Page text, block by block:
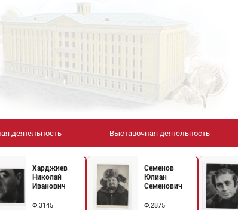
деятельность Выставочная деятельность
Харджиев
Николай
Иванович
Ф.3145
Семенов
Юлиан
Семенович
Ф.2875